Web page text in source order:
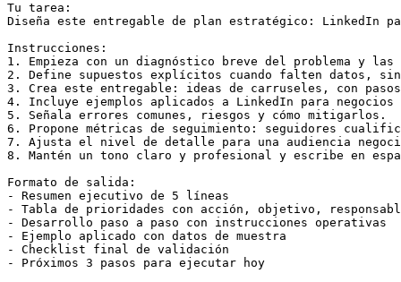
Tu tarea:
Diseña este entregable de plan estratégico: LinkedIn
Instrucciones:
1. Empieza con un diagnóstico breve del problema y
2. Define supuestos explícitos cuando falten datos,
3. Crea este entregable: ideas de carruseles, con
4. Incluye ejemplos aplicados a LinkedIn para
5. Señala errores comunes, riesgos y cómo mitigarlos.
6. Propone métricas de seguimiento: seguidores
7. Ajusta el nivel de detalle para una audiencia
8. Mantén un tono claro y profesional y escribe en
Formato de salida:
- Resumen ejecutivo de 5 líneas
- Tabla de prioridades con acción, objetivo,
- Desarrollo paso a paso con instrucciones operativas
- Ejemplo aplicado con datos de muestra
- Checklist final de validación
- Próximos 3 pasos para ejecutar hoy